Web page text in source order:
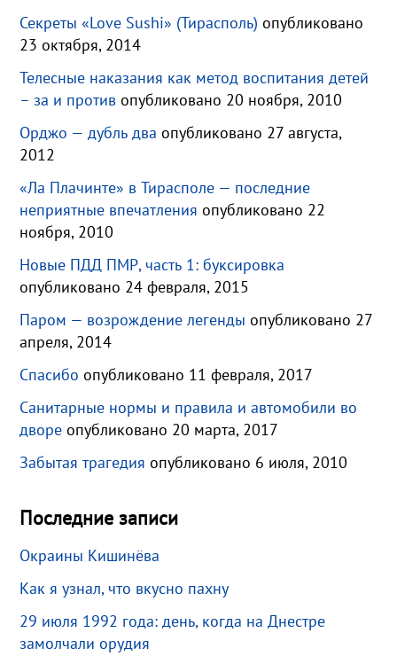
Секреты «Love Sushi» (Тирасполь) опубликовано
23 октября, 2014
Телесные наказания как метод воспитания детей
– за и против опубликовано 20 ноября, 2010
Орджо — дубль два опубликовано 27 августа,
2012
«Ла Плачинте» в Тирасполе — последние
неприятные впечатления опубликовано 22
ноября, 2010
Новые ПДД ПМР, часть 1: буксировка
опубликовано 24 февраля, 2015
Паром — возрождение легенды опубликовано 27
апреля, 2014
Спасибо опубликовано 11 февраля, 2017
Санитарные нормы и правила и автомобили во
дворе опубликовано 20 марта, 2017
Забытая трагедия опубликовано 6 июля, 2010
Последние записи
Окраины Кишинёва
Как я узнал, что вкусно пахну
29 июля 1992 года: день, когда на Днестре
замолчали орудия